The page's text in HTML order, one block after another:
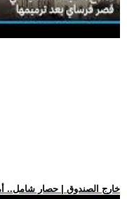
.. خارج الصندوق | حصار شامل..